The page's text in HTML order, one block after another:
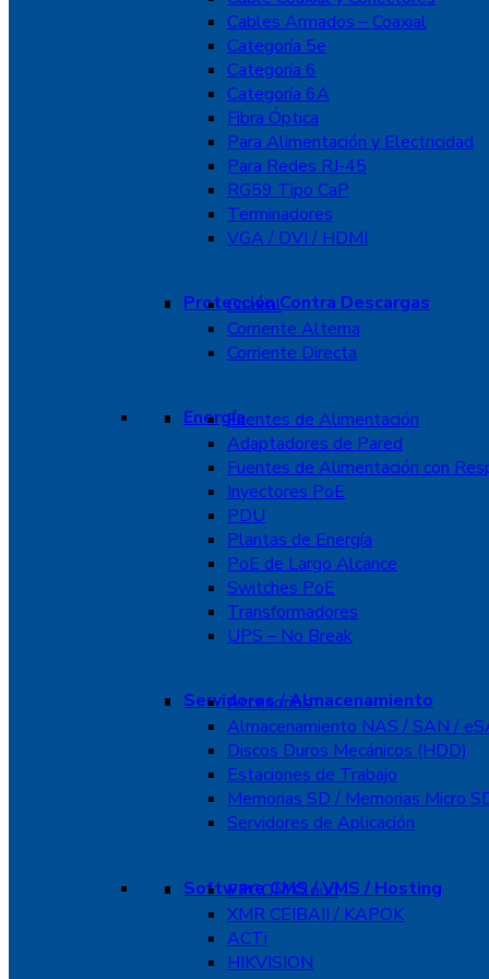
Cables Armados – Coaxial
Categoría 5e
Categoría 6
Categoría 6A
Fibra Óptica
Para Alimentación y Electricidad
Para Redes RJ-45
RG59 Tipo CaP
Terminadores
VGA / DVI / HDMI
Protección Contra Descargas
Coaxial
Corriente Alterna
Corriente Directa
EnergíaFuentes de Alimentación
Adaptadores de Pared
Fuentes de Alimentación con
Inyectores PoE
PDU
Plantas de Energía
PoE de Largo Alcance
Switches PoE
Transformadores
UPS – No Break
Servidores / Almacenamiento
Accesorios
Almacenamiento NAS / SAN /
Discos Duros Mecánicos (HDD)
Estaciones de Trabajo
Memorias SD / Memorias Micro
Servidores de Aplicación
Software CMS / VMS / Hosting
EPCOM Cloud
XMR CEIBAII / KAPOK
ACTi
HIKVISION